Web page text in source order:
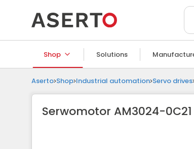
Shop Solutions
Description
Aserto Shop Industrial automation Servo drives
Serwomotor AM3024-0C21